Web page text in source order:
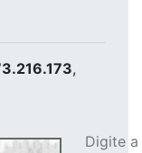
,
Digite